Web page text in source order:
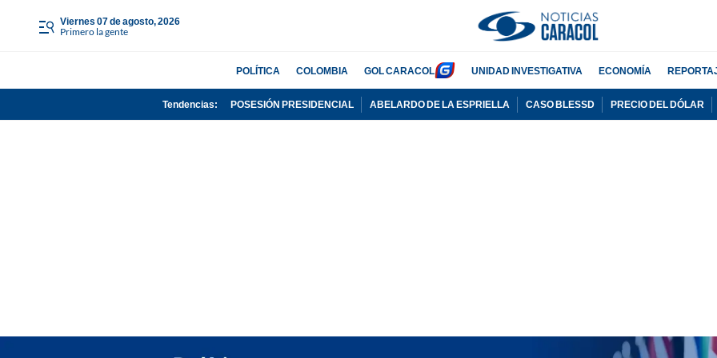
viernes 07 de agosto, 2026
Primero la gente
POLÍTICA COLOMBIA GOL CARACOL UNIDAD INVESTIGATIVA ECONOMÍA
Tendencias: POSESIÓN PRESIDENCIAL ABELARDO DE LA ESPRIELLA CASO BLESSD PRECIO DEL DÓLAR